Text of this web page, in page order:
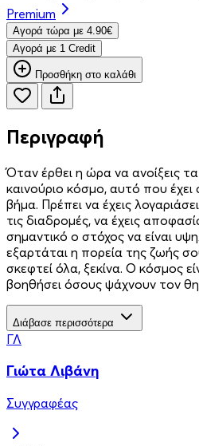
Premium
Aγορά τώρα με 4.90€
Aγορά με 1 Credit
Προσθήκη στο καλάθι
Περιγραφή
Όταν έρθει η ώρα να ανοίξεις
καινούριο κόσμο, αυτό που
βήμα. Πρέπει να έχεις
τις διαδρομές, να έχεις
σημαντικό ο στόχος να είναι
εξαρτάται η πορεία της ζωής
σκεφτεί όλα, ξεκίνα. Ο κόσμος
βοηθήσει όσους ψάχνουν τον
Διάβασε περισσότερα
ΓΛ
Γιώτα Λιβάνη
Συγγραφέας